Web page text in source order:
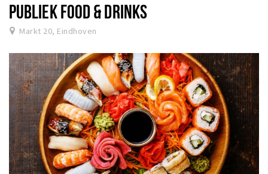
PUBLIEK FOOD & DRINKS
Markt 20, Eindhoven